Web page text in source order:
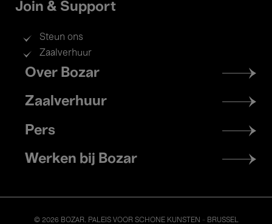
Join & Support
Steun ons
Zaalverhuur
Footer
menu
Over Bozar
Zaalverhuur
Pers
Werken bij Bozar
© 2026 BOZAR. PALEIS VOOR SCHONE KUNSTEN - BRUSSEL